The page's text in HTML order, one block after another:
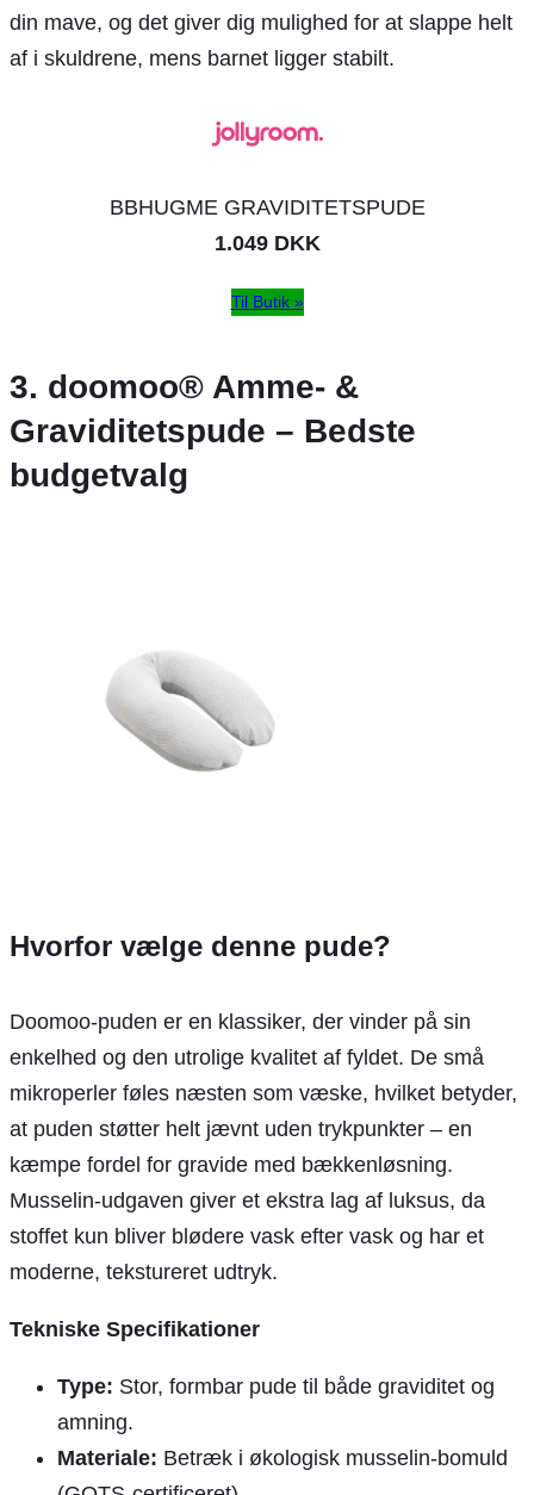
din mave, og det giver dig mulighed for at slappe helt
af i skuldrene, mens barnet ligger stabilt.
BBHUGME GRAVIDITETSPUDE
1.049 DKK
Til Butik »
3. doomoo® Amme- &
Graviditetspude – Bedste
budgetvalg
Hvorfor vælge denne pude?
Doomoo-puden er en klassiker, der vinder på sin
enkelhed og den utrolige kvalitet af fyldet. De små
mikroperler føles næsten som væske, hvilket betyder,
at puden støtter helt jævnt uden trykpunkter – en
kæmpe fordel for gravide med bækkenløsning.
Musselin-udgaven giver et ekstra lag af luksus, da
stoffet kun bliver blødere vask efter vask og har et
moderne, tekstureret udtryk.
Tekniske Specifikationer
Type: Stor, formbar pude til både graviditet og
amning.
Materiale: Betræk i økologisk musselin-bomuld